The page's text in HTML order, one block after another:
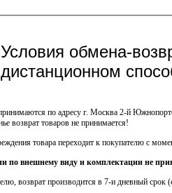
Условия обмена-
дистанционном
по адресу г. Москва 2-й
возврат товаров не принимается!
товара переходит к покупателю с
по внешнему виду и комплектации не
возврат производится в 7-и дневный